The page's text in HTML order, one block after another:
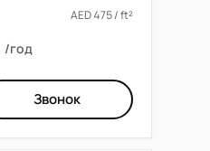
AED 475 / ft²
/год
Звонок